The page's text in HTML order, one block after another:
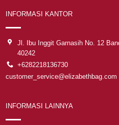
INFORMASI KANTOR
Jl. Ibu Inggit Garnasih No. 12
40242
+6282218136730
customer_service@elizabethbag.com
INFORMASI LAINNYA